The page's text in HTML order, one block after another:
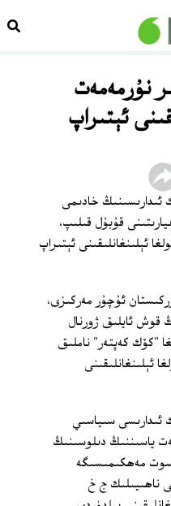
نۇرمەمەت
ئېتىراپ
خادىمى
قۇبۇل قىلىپ،
ئېلىنغانلىقىنى ئېتىراپ
ئۇچۇر مەركىزى،
قوش ئايلىق ژورنال
"كۆك كەپتەر" ناملىق
ئېلىنغانلىقىنى
ئىدارىسى سىياسىي
ياسىننىڭ دىلوسىنىڭ
سوت مەھكىمىسىگە
ناھىيىلىك ج خ